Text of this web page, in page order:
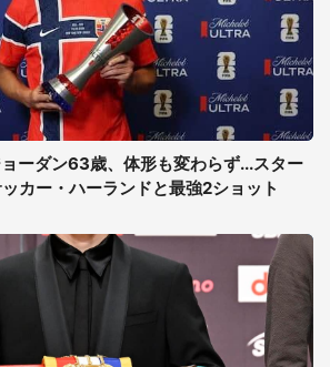
ーダン63歳、体形も変わらず...スター
カー・ハーランドと最強2ショット